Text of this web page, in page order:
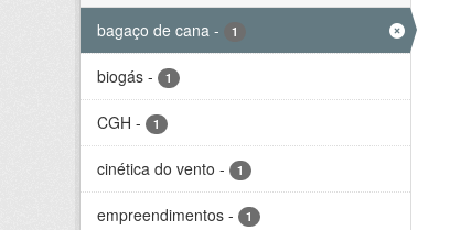
bagaço de cana - 1
biogás - 1
CGH - 1
cinética do vento - 1
empreendimentos - 1